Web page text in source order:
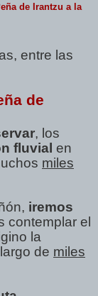
de Irantzu a la
entre las
de
, los
fluvial en
miles
iremos
contemplar el
la
de miles